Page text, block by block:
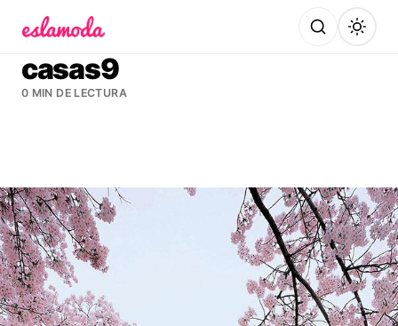
casas9
0 MIN DE LECTURA